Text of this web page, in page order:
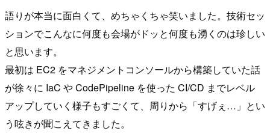
語りが本当に面白くて、めちゃくちゃ笑いました。技術セッ
ションでこんなに何度も会場がドッと何度も湧くのは珍しい
と思います。
最初は EC2 をマネジメントコンソールから構築していた話
が徐々に IaC や CodePipeline を使った CI/CD までレベル
アップしていく様子もすごくて、周りから「すげぇ…」とい
う呟きが聞こえてきました。